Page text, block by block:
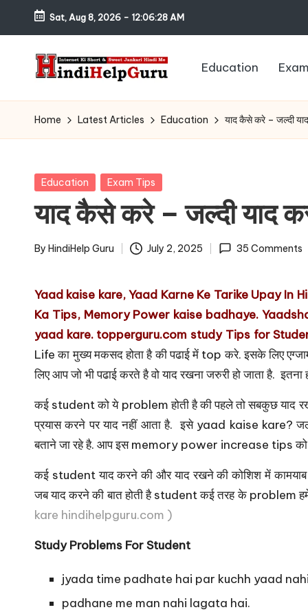
Skip
content
Sat, Aug 8, 2026 - 12:06:29 AM
H
in
H
el
p
u
r
u.
c
o
m
Ki
Short
Sweet
Jankari
Hindi
Education
Home Latest Articles Education याद कैसे करे – जल्दी
Posted
Education Exam Tips
याद कैसे करे – जल्दी याद
Posted
By HindiHelp Guru July 2, 2025 35 Comments
Yaad kaise kare, Yaad Karne Ke Tarike Upay In
Ka Tips, Memory Power kaise badhaye.
yaad kare. topperguru.com study Tips for
Life का मुख्य मकसद होता है की पढाई में top करे. इसके लिए
लिए आप जो भी पढाई करते है वो याद रखना जरुरी हो जाता है.
कई student को ये problem होती है की पहले तो सबकुछ याद
प्रयास करने पर याद नहीं आता है. इसे yaad kaise kare?
बताने जा रहे है. आप इस memory power increase tips को
कई student याद करने की और याद रखने की कोशिश में
जब याद करने की बात होती है student कई तरह के problem
kare hindihelpguru.com )
Study Problems For Student
jyada time padhate hai par kuchh yaad
padhane me man nahi lagata hai.